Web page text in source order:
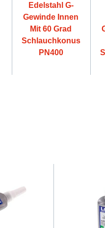
Edelstahl G-
Gewinde Innen
Mit 60 Grad
Schlauchkonus
PN400